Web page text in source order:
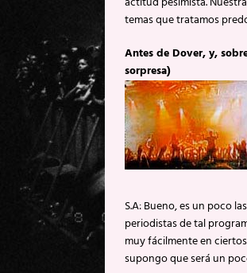
temas que tratamos
Antes de Dover, y,
sorpresa)
S.A: Bueno, es un poco
periodistas de tal
muy fácilmente en
supongo que será un